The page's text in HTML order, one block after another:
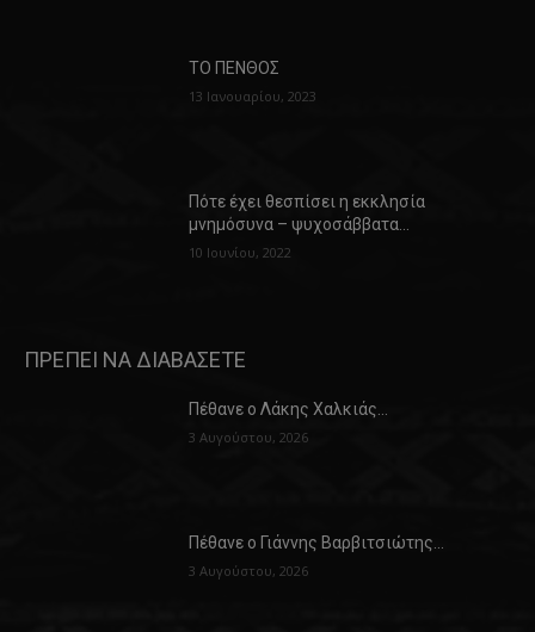
ΤΟ ΠΕΝΘΟΣ
13 Ιανουαρίου, 2023
Πότε έχει θεσπίσει η εκκλησία
μνημόσυνα – ψυχοσάββατα…
10 Ιουνίου, 2022
ΠΡΕΠΕΙ ΝΑ ΔΙΑΒΑΣΕΤΕ
Πέθανε ο Λάκης Χαλκιάς…
3 Αυγούστου, 2026
Πέθανε ο Γιάννης Βαρβιτσιώτης…
3 Αυγούστου, 2026